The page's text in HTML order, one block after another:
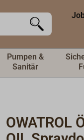
Pumpen &
Sanitär
OWATROL